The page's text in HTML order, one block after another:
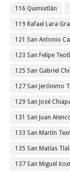
116 Quimixtlán
119 Rafael Lara
121 San Antonio
123 San Felipe
125 San Gabriel
127 San Jerónimo
129 San José
131 San Juan
133 San Martín
135 San Matías
137 San Miguel